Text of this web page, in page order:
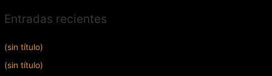
Entradas recientes
(sin título)
(sin título)